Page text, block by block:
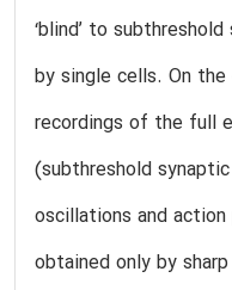
‘blind’ to
by single cells. On
recordings of the full
(subthreshold
oscillations and
obtained only by